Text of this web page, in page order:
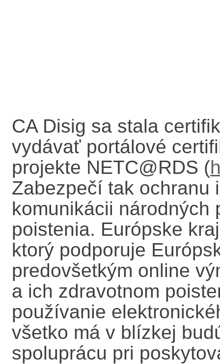
CA Disig sa stala
vydávať portálové
projekte NETC@RDS (
Zabezpečí tak ochranu
komunikácii národných
poistenia. Európske
ktorý podporuje
predovšetkým online
a ich zdravotnom
používanie
všetko má v blízkej
spoluprácu pri